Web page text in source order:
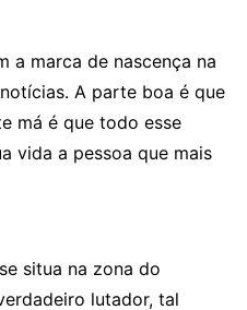
a marca de nascença na
A parte boa é que
má é que todo esse
vida a pessoa que mais
situa na zona do
lutador, tal